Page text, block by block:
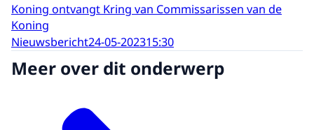
Koning ontvangt Kring van Commissarissen van de
Koning
Nieuwsbericht24-05-202315:30
Meer over dit onderwerp